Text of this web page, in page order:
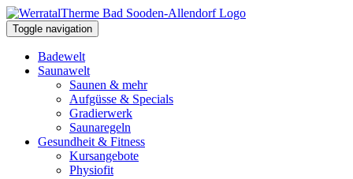
Toggle navigation
Badewelt
Saunawelt
Saunen & mehr
Aufgüsse & Specials
Gradierwerk
Saunaregeln
Gesundheit & Fitness
Kursangebote
Physiofit